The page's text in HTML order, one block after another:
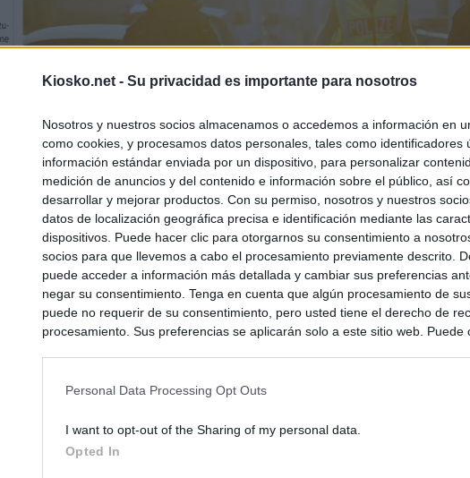
Kiosko.net - Su privacidad es importante para nosotros
Nosotros y nuestros socios almacenamos o accedemos a información en
como cookies, y procesamos datos personales, tales como identificadores
información estándar enviada por un dispositivo, para personalizar
medición de anuncios y del contenido e información sobre el público, así
desarrollar y mejorar productos. Con su permiso, nosotros y nuestros
datos de localización geográfica precisa e identificación mediante las
dispositivos. Puede hacer clic para otorgarnos su consentimiento a
socios para que llevemos a cabo el procesamiento previamente descrito.
puede acceder a información más detallada y cambiar sus preferencias
negar su consentimiento. Tenga en cuenta que algún procesamiento de
puede no requerir de su consentimiento, pero usted tiene el derecho de
procesamiento. Sus preferencias se aplicarán solo a este sitio web. Puede
Personal Data Processing Opt Outs
I want to opt-out of the Sharing of my personal data.
Opted In